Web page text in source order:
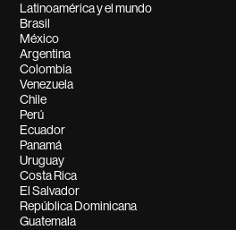
Latinoamérica y el mundo
Brasil
México
Argentina
Colombia
Venezuela
Chile
Perú
Ecuador
Panamá
Uruguay
Costa Rica
El Salvador
República Dominicana
Guatemala